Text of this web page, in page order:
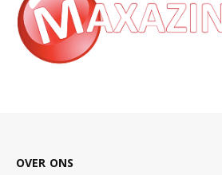
OVER ONS